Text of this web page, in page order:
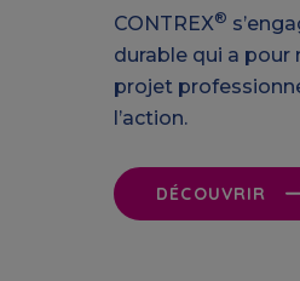
CONTREX®
durable qui a pour
projet
l’action.
DÉCOUVRIR